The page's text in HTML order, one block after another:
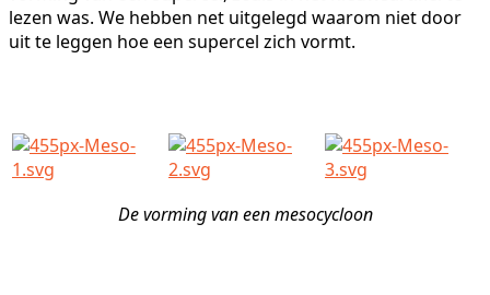
lezen was. We hebben net uitgelegd waarom niet door
uit te leggen hoe een supercel zich vormt.
De vorming van een mesocycloon